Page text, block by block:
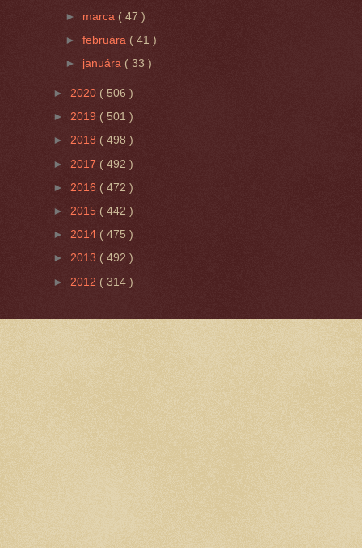
► marca( 47 )
►februára ( 41 )
► januára( 33 )
► 2020 ( 506 )
► 2019 ( 501 )
► 2018 ( 498 )
► 2017 ( 492 )
► 2016 ( 472 )
► 2015 ( 442 )
► 2014 ( 475 )
► 2013 ( 492 )
► 2012 ( 314 )